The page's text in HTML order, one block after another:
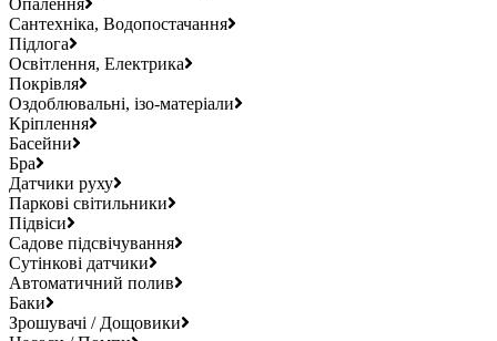
Сантехніка, Водопостачання
Підлога
Освітлення, Електрика
Покрівля
Оздоблювальні, ізо-матеріали
Кріплення
Басейни
Бра
Датчики руху
Паркові світильники
Підвіси
Садове підсвічування
Сутінкові датчики
Автоматичний полив
Баки
Зрошувачі / Дощовики